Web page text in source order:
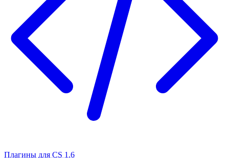
Плагины для CS 1.6